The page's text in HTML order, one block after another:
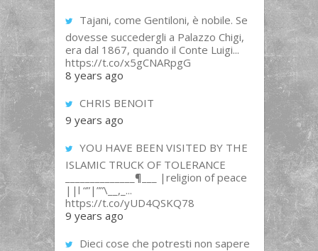
Tajani, come Gentiloni, è nobile. Se
dovesse succedergli a Palazzo Chigi,
era dal 1867, quando il Conte Luigi...
https://t.co/x5gCNARpgG
8 years ago
CHRIS BENOIT
9 years ago
YOU HAVE BEEN VISITED BY THE
ISLAMIC TRUCK OF TOLERANCE
______________¶___ |religion of peace
||l “”|””\__,_...
https://t.co/yUD4QSKQ78
9 years ago
Dieci cose che potresti non sapere